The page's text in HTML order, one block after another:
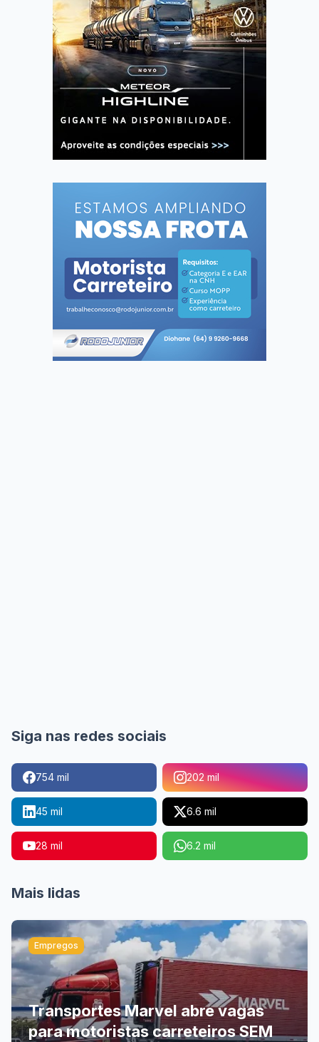
Siga nas redes sociais
754 mil 202 mil
45 mil 6.6 mil
28 mil 6.2 mil
Mais lidas
Empregos
Transportes Marvel abre vagas
para motoristas carreteiros SEM